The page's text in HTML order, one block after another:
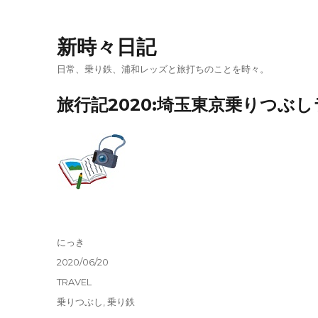
新時々日記
日常、乗り鉄、浦和レッズと旅打ちのことを時々。
旅行記2020:埼玉東京乗りつぶ
投
にっき
投
2020/06/20
カ
テ
TRAVEL
タ
乗りつぶし ,乗り鉄